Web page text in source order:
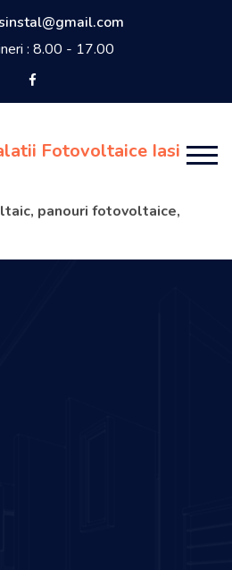
: 8.00 - 17.00
Fotovoltaice Iasi
panouri fotovoltaice,